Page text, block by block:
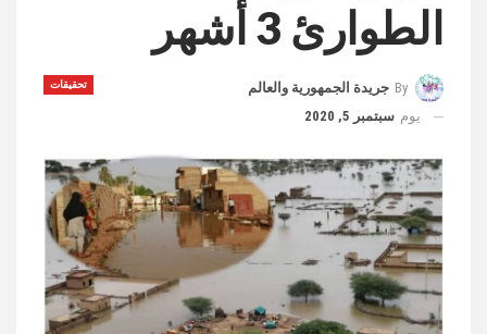
الطوارئ 3 أشهر
تحقيقات By جريدة الجمهورية والعالم
يوم سبتمبر 5, 2020